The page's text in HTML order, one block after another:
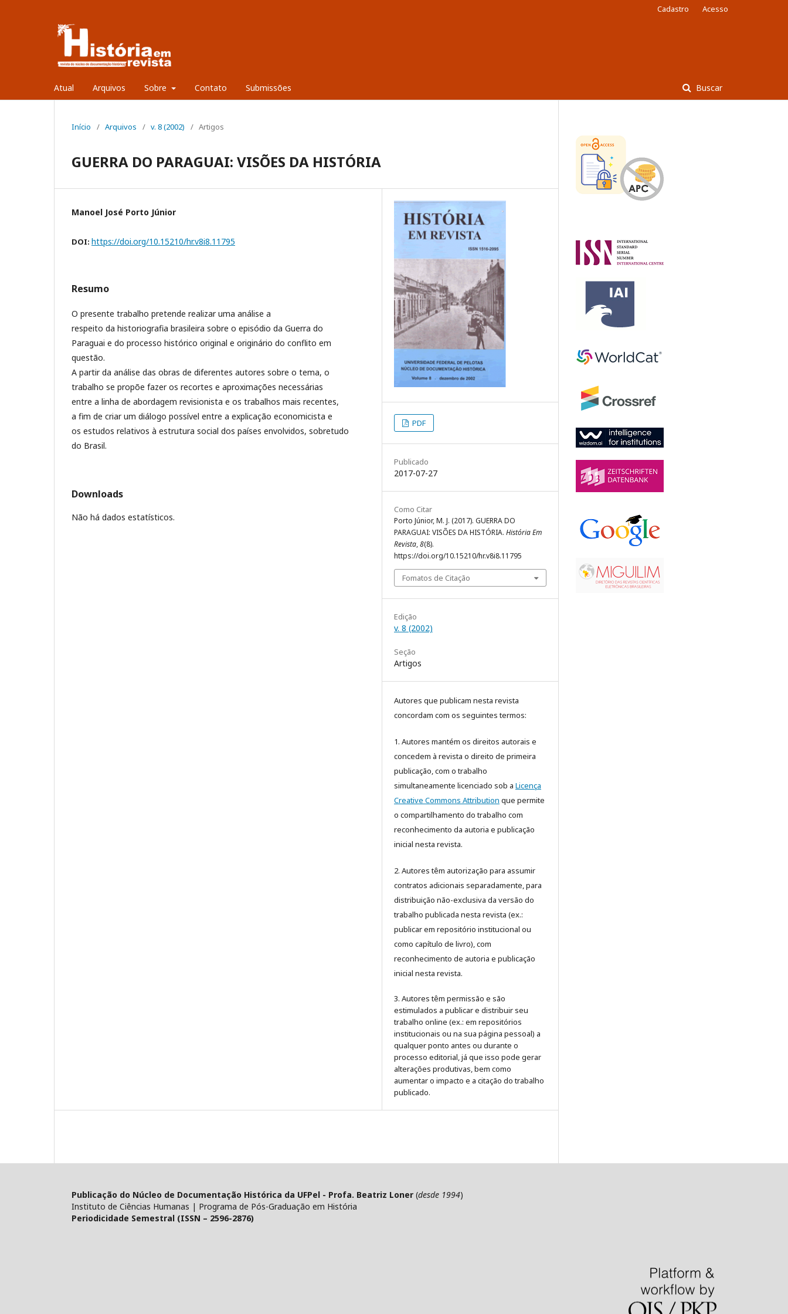
Atual Arquivos Sobre Contato Submissões Buscar
Cadastro Acesso
Início / Arquivos / v. 8 (2002) / Artigos
GUERRA DO PARAGUAI: VISÕES DA HISTÓRIA
Manoel José Porto Júnior
DOI: https://doi.org/10.15210/hr.v8i8.11795
Resumo
O presente trabalho pretende realizar uma análise a
respeito da historiografia brasileira sobre o episódio da Guerra do
Paraguai e do processo histórico original e originário do conflito em
questão.
A partir da análise das obras de diferentes autores sobre o tema, o
trabalho se propõe fazer os recortes e aproximações necessárias
entre a linha de abordagem revisionista e os trabalhos mais recentes,
a fim de criar um diálogo possível entre a explicação economicista e
os estudos relativos à estrutura social dos países envolvidos, sobretudo
do Brasil.
Downloads
Não há dados estatísticos.
PDF
Publicado
2017-07-27
Como Citar
Porto Júnior, M. J. (2017). GUERRA DO
PARAGUAI: VISÕES DA HISTÓRIA. História Em
Revista,8(8).
https://doi.org/10.15210/hr.v8i8.11795
Fomatos de Citação
Edição
v. 8 (2002)
Seção
Artigos
Autores que publicam nesta revista
concordam com os seguintes termos:
1. Autores mantém os direitos autorais e
concedem à revista o direito de primeira
publicação, com o trabalho
simultaneamente licenciado sob a Licença
Creative Commons Attribution que permite
o compartilhamento do trabalho com
reconhecimento da autoria e publicação
inicial nesta revista.
2. Autores têm autorização para assumir
contratos adicionais separadamente, para
distribuição não-exclusiva da versão do
trabalho publicada nesta revista (ex.:
publicar em repositório institucional ou
como capítulo de livro), com
reconhecimento de autoria e publicação
inicial nesta revista.
3. Autores têm permissão e são
estimulados a publicar e distribuir seu
trabalho online (ex.: em repositórios
institucionais ou na sua página pessoal) a
qualquer ponto antes ou durante o
processo editorial, já que isso pode gerar
alterações produtivas, bem como
aumentar o impacto e a citação do trabalho
publicado.
Publicação do Núcleo de Documentação Histórica da UFPel - Profa. Beatriz Loner (desde 1994)
Instituto de Ciências Humanas | Programa de Pós-Graduação em História
Periodicidade Semestral (ISSN – 2596-2876)